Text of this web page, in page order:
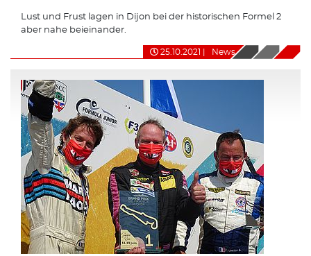
Lust und Frust lagen in Dijon bei der historischen Formel 2
aber nahe beieinander.
25.10.2021 News